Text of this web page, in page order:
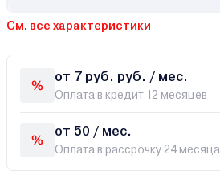
См. все характеристики
от 7 руб. руб. / мес.
Оплата в кредит 12 месяцев
от 50 / мес.
Оплата в рассрочку 24 месяца